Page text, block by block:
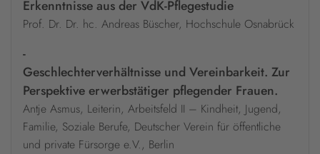
Erkenntnisse aus der VdK-Pflegestudie
Prof. Dr. Dr. hc. Andreas Büscher, Hochschule Osnabrück
-
Geschlechterverhältnisse und Vereinbarkeit. Zur
Perspektive erwerbstätiger pflegender Frauen.
Antje Asmus, Leiterin, Arbeitsfeld II – Kindheit, Jugend,
Familie, Soziale Berufe, Deutscher Verein für öffentliche
und private Fürsorge e.V., Berlin